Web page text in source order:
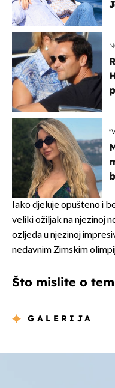
Iako djeluje opušteno i
veliki ožiljak na njezinoj
ozljeda u njezinoj
nedavnim Zimskim
Što mislite o
GALERIJA